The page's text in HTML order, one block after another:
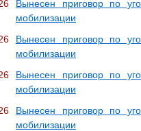
Вынесен приговор по
мобилизации
Вынесен приговор по
мобилизации
Вынесен приговор по
мобилизации
Вынесен приговор по
мобилизации